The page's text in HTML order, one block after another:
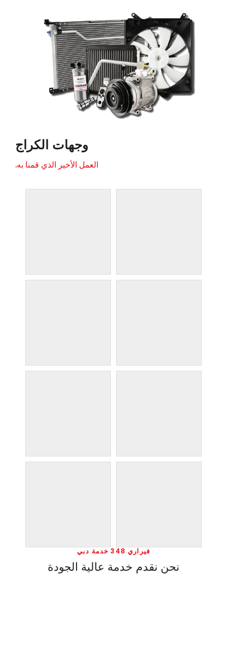
وجهات الكراج
العمل الأخير الذي قمنا به.
فيراري 348 خدمة دبي
نحن نقدم خدمة عالية الجودة